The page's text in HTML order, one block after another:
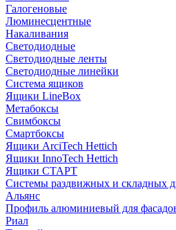
Галогеновые
Люминесцентные
Накаливания
Светодиодные
Светодиодные ленты
Светодиодные линейки
Система ящиков
Ящики LineBox
Метабоксы
Свимбоксы
Смартбоксы
Ящики ArciTech Hettich
Ящики InnoTech Hettich
Ящики СТАРТ
Системы раздвижных и складных
Альянс
Профиль алюминиевый для
Риал